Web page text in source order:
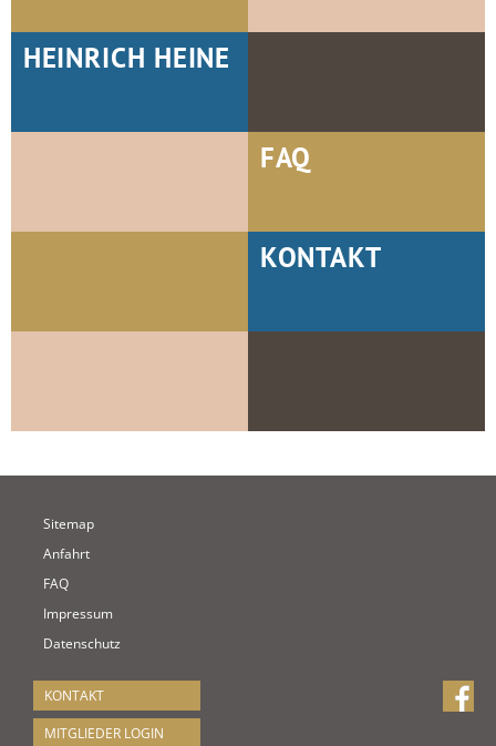
HEINRICH HEINE
FAQ
KONTAKT
Sitemap
Anfahrt
FAQ
Impressum
Datenschutz
KONTAKT
MITGLIEDER LOGIN